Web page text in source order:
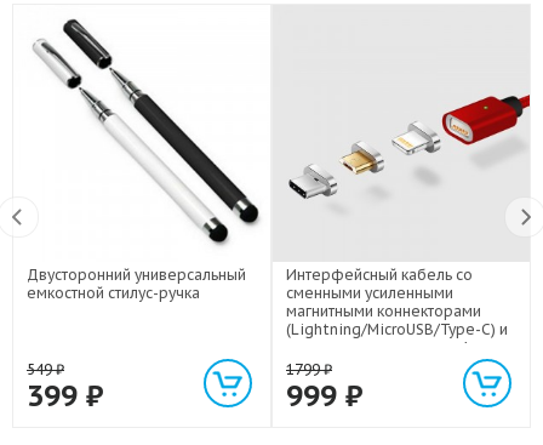
Двусторонний универсальный
емкостной стилус-ручка
549₽
399 ₽
Интерфейсный кабель со
сменными усиленными
магнитными коннекторами
(Lightning/MicroUSB/Type-C) и
световым индикатором 1м
1799₽
999 ₽